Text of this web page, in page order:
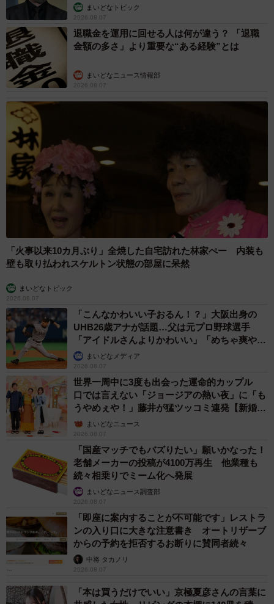
発表し、「洗濯バサミは美しい」という言葉と共にある頭
の中の1枚にいつかたどり着けたらいいなあ、と思っていま
す。また、洗濯バサミアートを制作する上で、いろんな色
の洗濯バサミがあったらいいのに、と思っているので、例
えば、3Ｄプリンターなどで簡単に36色の洗濯バサミが作れ
ういった「洗濯バサミフォトグラファー」としての活動で
誰か1人でも楽しんでもらえたり、よろこんでもらえること
だと思っています。
☆ ☆ ☆
秋も深まり、自然の表情も変わりつつあるこの季節。岡
本さんの『洗濯バサミフォト』作品にさらなる注目が集ま
ります。
まいどなトピック
2026.08.07
退職金を運用に回せる人は何が違う？ 「退職
金額の多さ」より重要な“ある経験”とは
まいどなニュース情報部
2026.08.07
「火事以来10カ月ぶり」全焼した自宅訪れた林家ぺー 内装も
壁も取り払われスケルトン状態の部屋に呆然
まいどなトピック
2026.08.07
「こんなかわいい子おるん！？」大阪出身の
UHB26歳アナが話題…父は元プロ野球選手
「アイドルさんよりかわいい」「めちゃ爽や
か」まいどなメディア
2026.08.07
世界一周中に3度も出会った運命的カップル
口では言えない「ジョージアの熱い夜」に「も
うやめぇや！」藤井が猛ツッコミ連発【新婚さ
ん】まいどなニュース
2026.08.07
「国産マッチでもバズりたい」願いかなった！
老舗メーカーの投稿が4100万再生 他業種も
続々相乗りでミーム化へ発展
まいどなニュース調査部
2026.08.07
「即座に案内することが不可能です」レストラ
ンの入り口に大きな注意書き オートリザーブ
からの予約を拒否するお断りに賛同者続々
中将 タカノリ
2026.08.07
「本は買うだけでいい」京極夏彦さんの言葉に